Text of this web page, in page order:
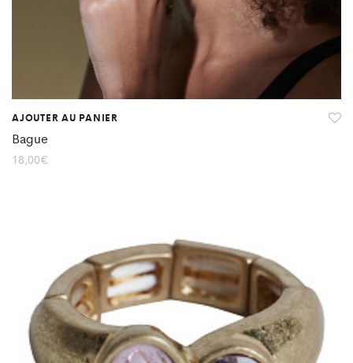
AJOUTER AU PANIER
Bague
18,00€